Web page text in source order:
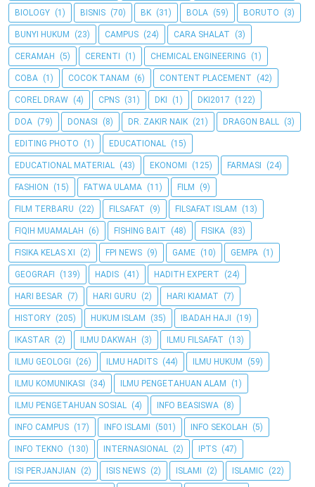
BIOLOGY (1) BISNIS (70) BK (31) BOLA (59) BORUTO (3)
BUNYI HUKUM (23) CAMPUS (24) CARA SHALAT (3)
CERAMAH (5) CERENTI (1) CHEMICAL ENGINEERING (1)
COBA (1) COCOK TANAM (6) CONTENT PLACEMENT (42)
COREL DRAW (4) CPNS (31) DKI (1) DKI2017 (122)
DOA (79) DONASI (8) DR. ZAKIR NAIK (21) DRAGON BALL (3)
EDITING PHOTO (1) EDUCATIONAL (15)
EDUCATIONAL MATERIAL (43) EKONOMI (125) FARMASI (24)
FASHION (15) FATWA ULAMA (11) FILM (9)
FILM TERBARU (22) FILSAFAT (9) FILSAFAT ISLAM (13)
FIQIH MUAMALAH (6) FISHING BAIT (48) FISIKA (83)
FISIKA KELAS XI (2) FPI NEWS (9) GAME (10) GEMPA (1)
GEOGRAFI (139) HADIS (41) HADITH EXPERT (24)
HARI BESAR (7) HARI GURU (2) HARI KIAMAT (7)
HISTORY (205) HUKUM ISLAM (35) IBADAH HAJI (19)
IKASTAR (2) ILMU DAKWAH (3) ILMU FILSAFAT (13)
ILMU GEOLOGI (26) ILMU HADITS (44) ILMU HUKUM (59)
ILMU KOMUNIKASI (34) ILMU PENGETAHUAN ALAM (1)
ILMU PENGETAHUAN SOSIAL (4) INFO BEASISWA (8)
INFO CAMPUS (17) INFO ISLAMI (501) INFO SEKOLAH (5)
INFO TEKNO (130) INTERNASIONAL (2) IPTS (47)
ISI PERJANJIAN (2) ISIS NEWS (2) ISLAMI (2) ISLAMIC (22)